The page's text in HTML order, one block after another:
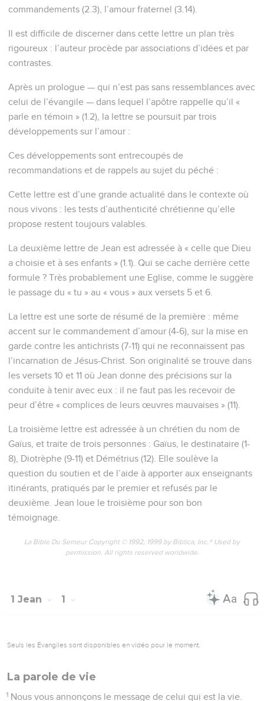
commandements (2.3), l’amour fraternel (3.14).
Il est difficile de discerner dans cette lettre un plan très
rigoureux : l’auteur procède par associations d’idées et par
contrastes.
Après un prologue — qui n’est pas sans ressemblances avec
celui de l’évangile — dans lequel l’apôtre rappelle qu’il «
parle en témoin » (1.2), la lettre se poursuit par trois
développements sur l’amour :
Ces développements sont entrecoupés de
recommandations et de rappels au sujet du péché :
Cette lettre est d’une grande actualité dans le contexte où
nous vivons : les tests d’authenticité chrétienne qu’elle
propose restent toujours valables.
La deuxième lettre de Jean est adressée à « celle que Dieu
a choisie et à ses enfants » (1.1). Qui se cache derrière cette
formule ? Très probablement une Eglise, comme le suggère
le passage du « tu » au « vous » aux versets 5 et 6.
La lettre est une sorte de résumé de la première : même
accent sur le commandement d’amour (4-6), sur la mise en
garde contre les antichrists (7-11) qui ne reconnaissent pas
l’incarnation de Jésus-Christ. Son originalité se trouve dans
les versets 10 et 11 où Jean donne des précisions sur la
conduite à tenir avec eux : il ne faut pas les recevoir de
peur d’être « complices de leurs œuvres mauvaises » (11).
La troisième lettre est adressée à un chrétien du nom de
Gaïus, et traite de trois personnes : Gaïus, le destinataire (1-
8), Diotrèphe (9-11) et Démétrius (12). Elle soulève la
question du soutien et de l’aide à apporter aux enseignants
itinérants, pratiqués par le premier et refusés par le
deuxième. Jean loue le troisième pour son bon
témoignage.
La Bible Du Semeur Copyright © 1992, 1999 by Biblica, Inc.® Used by
permission. All rights reserved worldwide.
1 Jean 1
Seuls les Évangiles sont disponibles en vidéo pour le moment.
La parole de vie
1 Nous vous annonçons le message de celui qui est la vie.